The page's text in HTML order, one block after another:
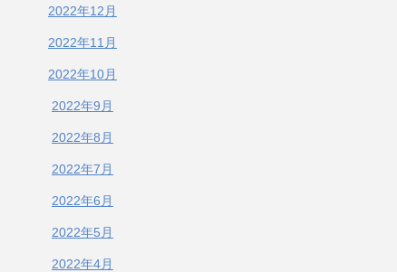
2022年12月
2022年11月
2022年10月
2022年9月
2022年8月
2022年7月
2022年6月
2022年5月
2022年4月